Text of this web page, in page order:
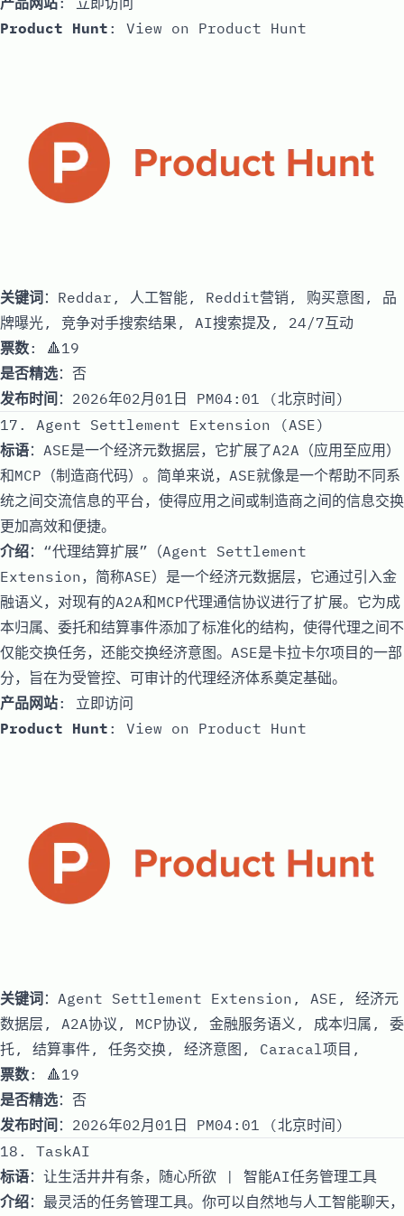
Product Hunt : View on Product Hunt
关键词 ：Reddar, 人工智能, Reddit营销, 购买意图, 品
牌曝光, 竞争对手搜索结果, AI搜索提及, 24/7互动
票数: 🔺19
是否精选：否
发布时间 ：2026年02月01日 PM04:01 (北京时间)
17. Agent Settlement Extension (ASE)
标语：ASE是一个经济元数据层，它扩展了A2A（应用至应用）
和MCP（制造商代码）。简单来说，ASE就像是一个帮助不同系
统之间交流信息的平台，使得应用之间或制造商之间的信息交换
更加高效和便捷。
介绍：“代理结算扩展”（Agent Settlement
Extension，简称ASE）是一个经济元数据层，它通过引入金
融语义，对现有的A2A和MCP代理通信协议进行了扩展。它为成
本归属、委托和结算事件添加了标准化的结构，使得代理之间不
仅能交换任务，还能交换经济意图。ASE是卡拉卡尔项目的一部
分，旨在为受管控、可审计的代理经济体系奠定基础。
产品网站: 立即访问
Product Hunt : View on Product Hunt
关键词：Agent Settlement Extension, ASE, 经济元
数据层, A2A协议, MCP协议, 金融服务语义, 成本归属, 委
托, 结算事件, 任务交换, 经济意图, Caracal项目,
票数: 🔺19
是否精选：否
发布时间 ：2026年02月01日 PM04:01 (北京时间)
18. TaskAI
标语：让生活井井有条，随心所欲 | 智能AI任务管理工具
介绍：最灵活的任务管理工具。你可以自然地与人工智能聊天，